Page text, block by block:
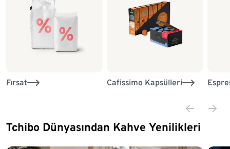
Fırsat Cafissimo Kapsülleri
Tchibo Dünyasından Kahve Yenilikleri
Liste sonu